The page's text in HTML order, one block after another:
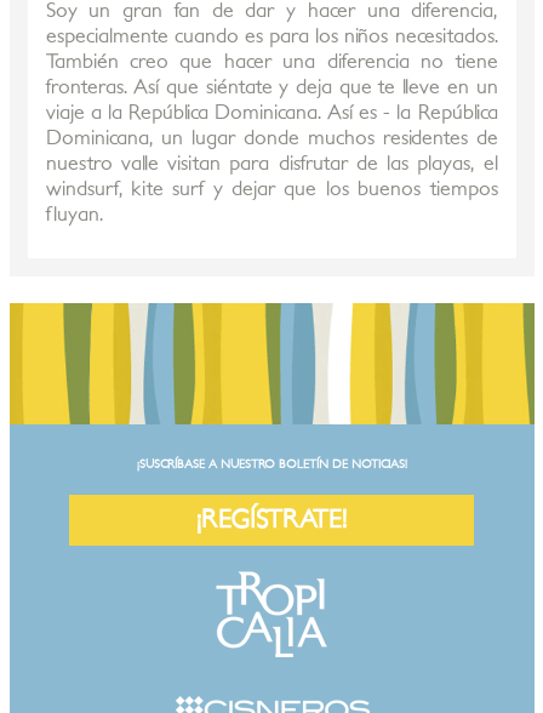
Soy un gran fan de dar y hacer una diferencia,
especialmente cuando es para los niños necesitados.
También creo que hacer una diferencia no tiene
fronteras. Así que siéntate y deja que te lleve en un
viaje a la República Dominicana. Así es - la República
Dominicana, un lugar donde muchos residentes de
nuestro valle visitan para disfrutar de las playas, el
windsurf, kite surf y dejar que los buenos tiempos
fluyan.
¡SUSCRÍBASE A NUESTRO BOLETÍN DE NOTICIAS!
¡REGÍSTRATE!